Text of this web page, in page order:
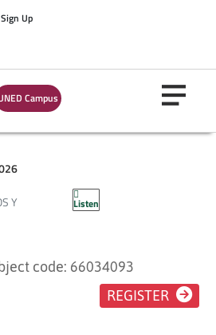
Sign Up
Campus
Y
Listen
Y
code: 66034093
REGISTER